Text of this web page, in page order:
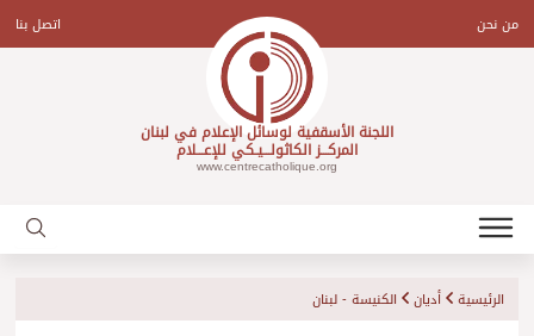
contentمن نحن اتصل بنا
اللجنة الأسقفية لوسائل الإعلام في لبنان
المركـــز الكاثولـــيـكي للإعـــلام
www.centrecatholique.org
الرئيسية أديان الكنيسة - لبنان